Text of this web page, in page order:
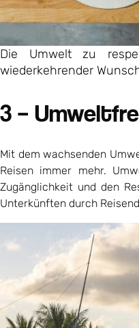
Die Umwelt zu
wiederkehrender
3 –
Mit dem wachsenden
Reisen immer mehr.
Zugänglichkeit und den
Unterkünften durch